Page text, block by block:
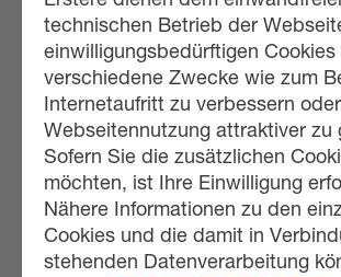
technischen Betrieb der
einwilligungsbedürftigen Cookies
verschiedene Zwecke wie zum
Internetaufritt zu verbessern
Webseitennutzung attraktiver zu
Sofern Sie die zusätzlichen
möchten, ist Ihre Einwilligung
Nähere Informationen zu den
Cookies und die damit in
stehenden Datenverarbeitung
MAXIMUS RE